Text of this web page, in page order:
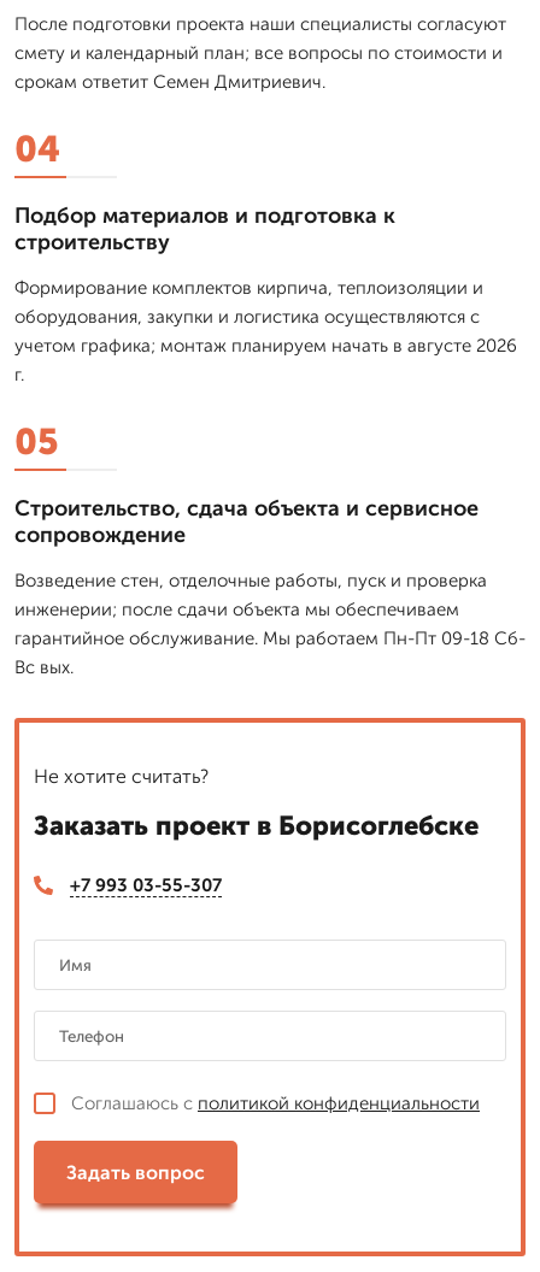
После подготовки проекта наши специалисты согласуют
смету и календарный план; все вопросы по стоимости и
срокам ответит Семен Дмитриевич.
04
Подбор материалов и подготовка к
строительству
Формирование комплектов кирпича, теплоизоляции и
оборудования, закупки и логистика осуществляются с
учетом графика; монтаж планируем начать в августе 2026
г.
05
Строительство, сдача объекта и сервисное
сопровождение
Возведение стен, отделочные работы, пуск и проверка
инженерии; после сдачи объекта мы обеспечиваем
гарантийное обслуживание. Мы работаем Пн-Пт 09-18 Сб-
Вс вых.
Не хотите считать?
Заказать проект в Борисоглебске
+7 993 03-55-307
Соглашаюсь с политикой конфиденциальности
Задать вопрос